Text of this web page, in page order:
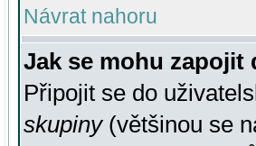
Návrat nahoru
Jak se mohu zapojit
Připojit se do
skupiny(většinou se